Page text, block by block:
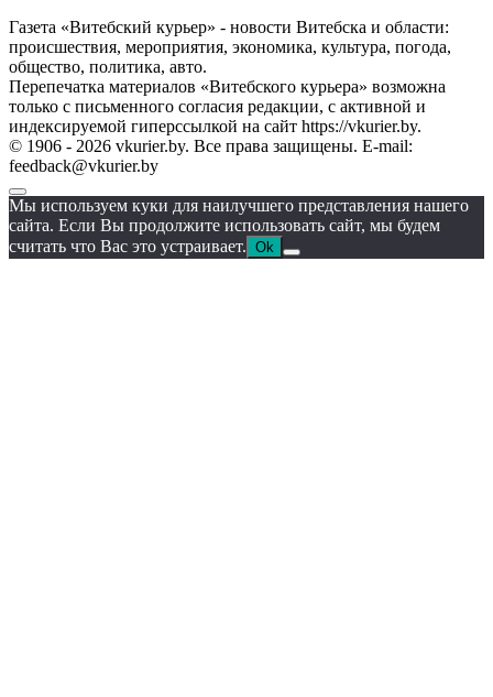
Газета «Витебский курьер» - новости Витебска и области:
происшествия, мероприятия, экономика, культура, погода,
общество, политика, авто.
Перепечатка материалов «Витебского курьера» возможна
только с письменного согласия редакции, с активной и
индексируемой гиперссылкой на сайт https://vkurier.by.
© 1906 - 2026 vkurier.by. Все права защищены. E-mail:
feedback@vkurier.by
Мы используем куки для наилучшего представления нашего
сайта. Если Вы продолжите использовать сайт, мы будем
считать что Вас это устраивает. Ok